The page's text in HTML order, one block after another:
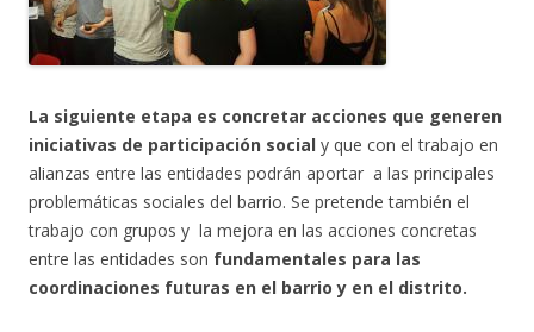
La siguiente etapa es concretar acciones que generen
iniciativas de participación social y que con el trabajo en
alianzas entre las entidades podrán aportar a las principales
problemáticas sociales del barrio. Se pretende también el
trabajo con grupos y la mejora en las acciones concretas
entre las entidades son fundamentales para las
coordinaciones futuras en el barrio y en el distrito.